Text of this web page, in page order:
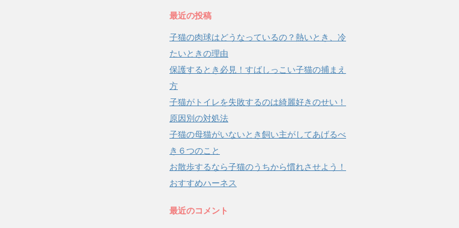
最近の投稿
子猫の肉球はどうなっているの？熱いとき、冷
たいときの理由
保護するとき必見！すばしっこい子猫の捕まえ
方
子猫がトイレを失敗するのは綺麗好きのせい！
原因別の対処法
子猫の母猫がいないとき飼い主がしてあげるべ
き６つのこと
お散歩するなら子猫のうちから慣れさせよう！
おすすめハーネス
最近のコメント